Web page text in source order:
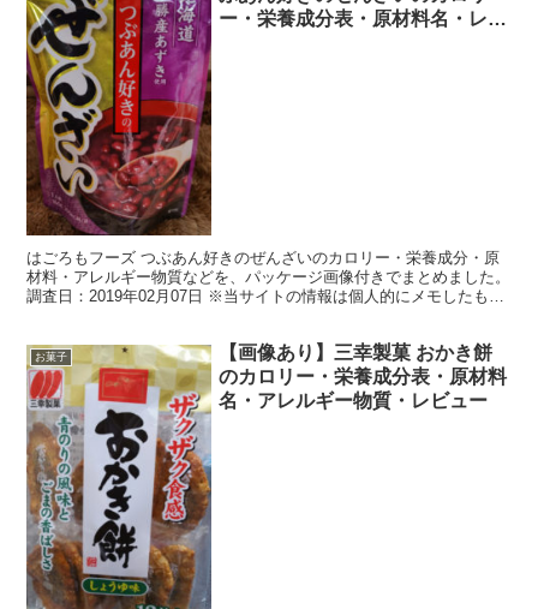
ー・栄養成分表・原材料名・レビ
はごろもフーズ つぶあん好きのぜんざいのカロリー・栄養成分・原
材料・アレルギー物質などを、パッケージ画像付きでまとめました。
調査日：2019年02月07日 ※当サイトの情報は個人的にメモしたもの
お菓子
【画像あり】三幸製菓 おかき餅
のカロリー・栄養成分表・原材料
名・アレルギー物質・レビュー